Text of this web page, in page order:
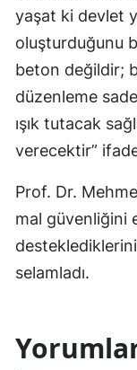
yaşat ki devlet
oluşturduğunu
beton değildir;
düzenleme
ışık tutacak
verecektir”
Prof. Dr.
mal güvenliğini
selamladı.